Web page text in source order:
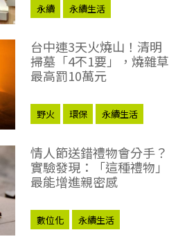
永續 永續生活
台中連3天火燒山！清明
掃墓「4不1要」，燒雜草
最高罰10萬元
野火 環保 永續生活
情人節送錯禮物會分手？
實驗發現：「這種禮物」
最能增進親密感
數位化 永續生活